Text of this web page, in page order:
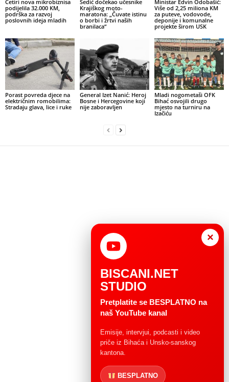
Četiri nova mikrobiznisa
podijelila 32.000 KM,
podrška za razvoj
poslovnih ideja mladih
Sedić dočekao učesnike
Krajiškog moto-
maratona: „Čuvate istinu
o borbi i žrtvi naših
branilaca“
Ministar Edvin Odobašić:
Više od 2,25 miliona KM
za puteve, vodovode,
deponije i komunalne
projekte širom USK
Porast povreda djece na
električnim romobilima:
Stradaju glava, lice i ruke
General Izet Nanić: Heroj
Bosne i Hercegovine koji
nije zaboravljen
Mladi nogometaši OFK
Bihać osvojili drugo
mjesto na turniru na
Izačiću
×
BISCANI.NET
STUDIO
Pretplatite se BESPLATNO na
naš YouTube kanal
Emisije, intervjui, podcasti i video
priče iz Bihaća i Unsko-sanskog
kantona.
BESPLATNO